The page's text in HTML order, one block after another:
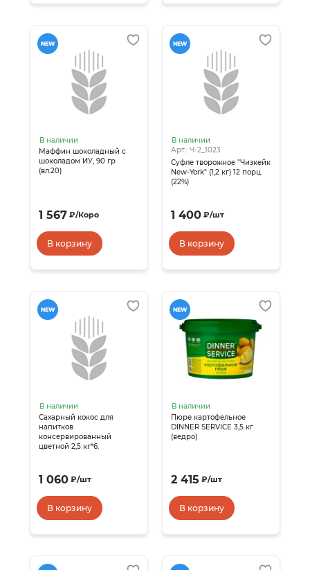
NEW
В наличии
Маффин шоколадный с
шоколадом ИУ, 90 гр
(вл.20)
1 567 ₽/Коро
В корзину
NEW
В наличии
Арт.: Ч-2_1023
Суфле творожное "Чизкейк
New-York" (1,2 кг) 12 порц.
(22%)
1 400 ₽/шт
В корзину
NEW
В наличии
Сахарный кокос для
напитков
консервированный
цветной 2,5 кг*6.
1 060 ₽/шт
В корзину
NEW
В наличии
Пюре картофельное
DINNER SERVICE 3,5 кг
(ведро)
2 415 ₽/шт
В корзину